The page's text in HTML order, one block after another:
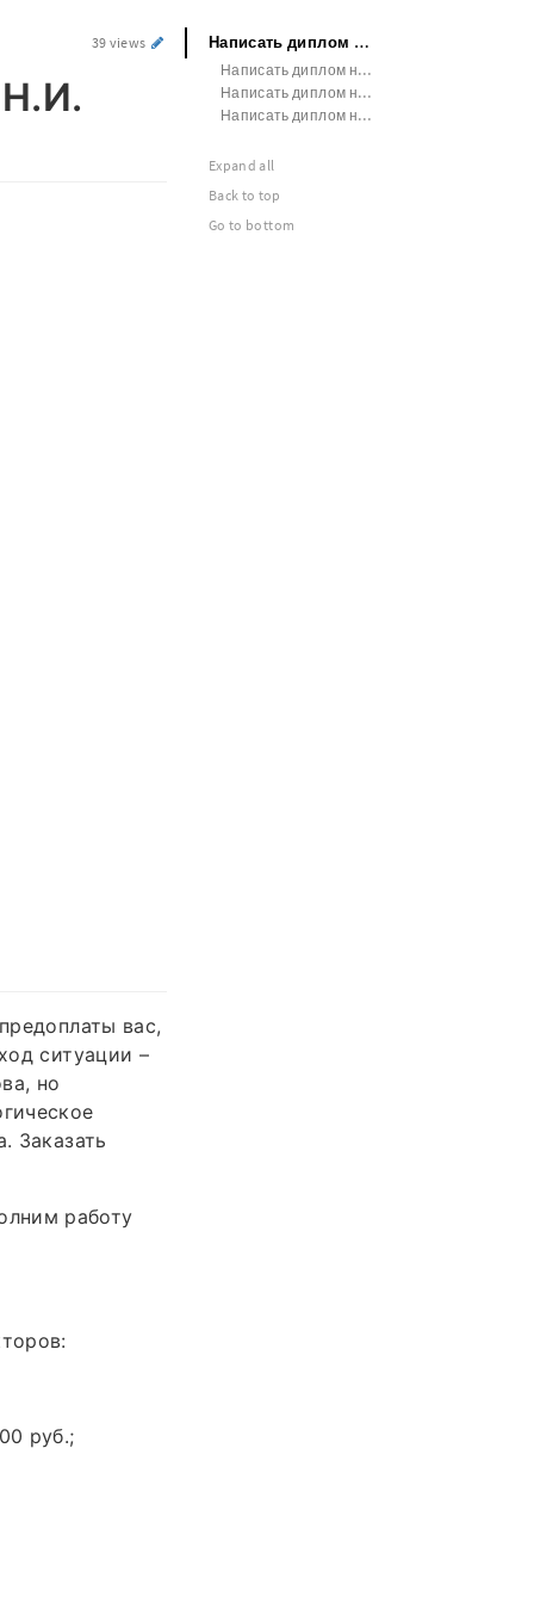
39 views
Н.И.
вас,
ситуации –
но
Заказать
работу
руб.;
Написать диплом на заказ СГАУ им. Н.И. Вавилова
Написать диплом на заказ СмолГУ
Написать диплом на заказ УдГУ
Написать диплом на заказ Уральский ГАУ
Expand all
Back to top
Go to bottom